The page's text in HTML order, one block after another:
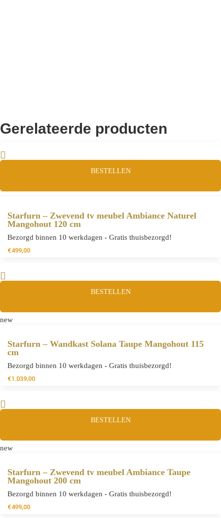
Gerelateerde producten
BESTELLEN
Starfurn – Zwevend tv meubel Ambiance Naturel
Mangohout 120 cm
Bezorgd binnen 10 werkdagen - Gratis thuisbezorgd!
€499,00
BESTELLEN
new
Starfurn – Wandkast Solana Taupe Mangohout 115
cm
Bezorgd binnen 10 werkdagen - Gratis thuisbezorgd!
€1.039,00
BESTELLEN
new
Starfurn – Zwevend tv meubel Ambiance Taupe
Mangohout 200 cm
Bezorgd binnen 10 werkdagen - Gratis thuisbezorgd!
€499,00